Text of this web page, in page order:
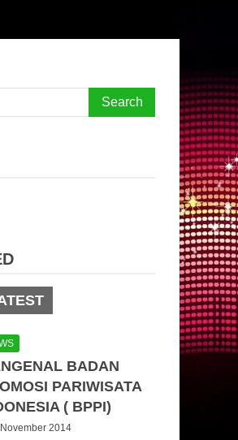
BADAN
PARIWISATA
( BPPI)
2014